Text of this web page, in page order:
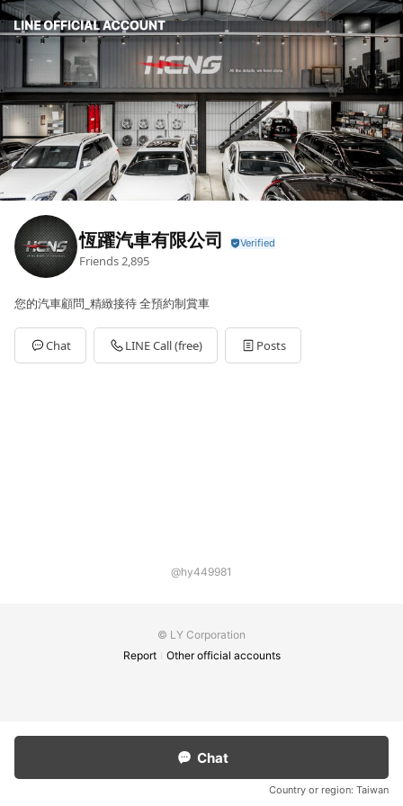
恆躍汽車有限公司
Friends2,895
您的汽車顧問_精緻接待 全預約制賞車
Chat LINE Call (free) Posts
@hy449981
© LY Corporation
Report
Other official accounts
Chat
Country or region: Taiwan